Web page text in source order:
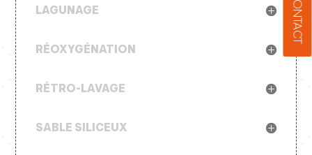
CONTACT
LAGUNAGE
RÉOXYGÉNATION
RÉTRO-LAVAGE
SABLE SILICEUX